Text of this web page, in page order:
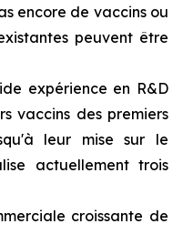
encore de vaccins ou
peuvent être
expérience en R&D
vaccins des premiers
leur mise sur le
actuellement trois
croissante de